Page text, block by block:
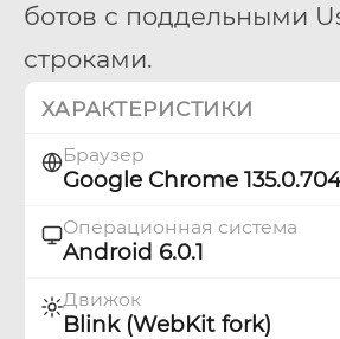
ботов с поддельными
строками.
ХАРАКТЕРИСТИКИ
Браузер
Google Chrome
Операционная система
Android 6.0.1
Движок
Blink (WebKit fork)